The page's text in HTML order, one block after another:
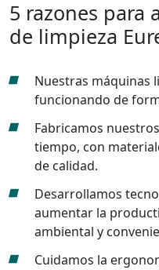
5 razones para
de limpieza
Nuestras máquinas
funcionando de
Fabricamos
tiempo, con
de calidad.
Desarrollamos
aumentar la
ambiental y
Cuidamos la